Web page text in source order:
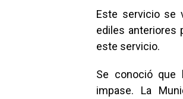
Este servicio se
ediles anteriores
este servicio.
Se conoció que
impase. La